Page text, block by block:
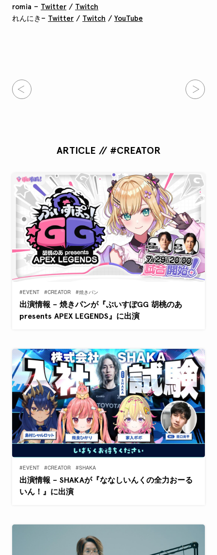
romia – Twitter / Twitch
れんにき– Twitter / Twitch / YouTube
ARTICLE // #CREATOR
#EVENT #CREATOR #焼きパン
出演情報 – 焼きパンが『ぶいすぽGG 胡桃のあ
presents APEX LEGENDS』に出演
#EVENT #CREATOR #SHAKA
出演情報 – SHAKAが『ななしいんくの全力おーる
いん！』に出演